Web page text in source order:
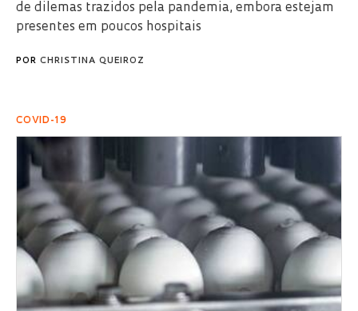
de dilemas trazidos pela pandemia, embora estejam
presentes em poucos hospitais
POR CHRISTINA QUEIROZ
COVID-19